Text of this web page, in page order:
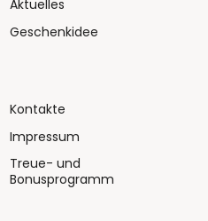
Aktuelles
Geschenkidee
Kontakte
Impressum
Treue- und
Bonusprogramm